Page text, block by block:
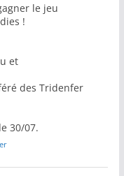
le jeu
!
et
des Tridenfer
30/07.